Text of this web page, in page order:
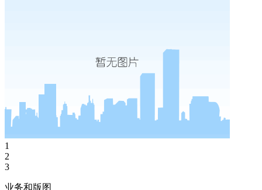
1
2
3
业务和版图